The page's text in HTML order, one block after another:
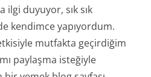
ilgi duyuyor, sık sık
kendimce yapıyordum.
mutfakta geçirdiğim
paylaşma isteğiyle